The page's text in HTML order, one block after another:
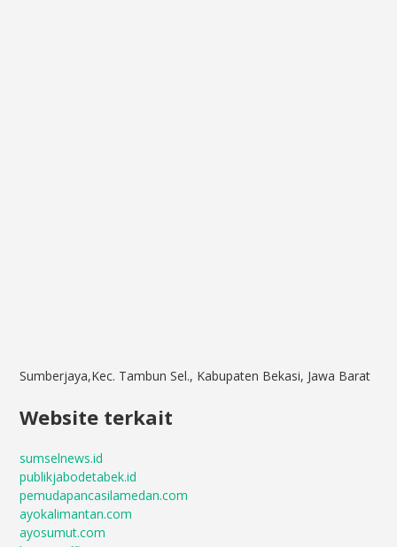
Sumberjaya,Kec. Tambun Sel., Kabupaten Bekasi, Jawa Barat
Website terkait
sumselnews.id
publikjabodetabek.id
pemudapancasilamedan.com
ayokalimantan.com
ayosumut.com